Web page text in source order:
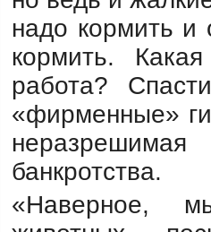
надо кормить и
кормить.
работа?
«фирменные»
банкротства.
«Наверное,